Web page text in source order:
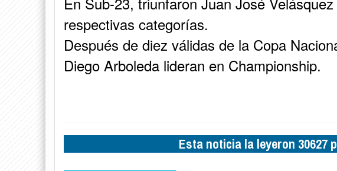
respectivas categorías.
Después de diez válidas de la Copa
Diego Arboleda lideran en Championship.
Esta noticia la leyeron 30627